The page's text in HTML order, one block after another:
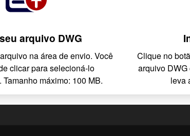
arquivo DWG
na área de envio. Você
clicar para selecioná-lo
Tamanho máximo: 100 MB.
Clique no
arquivo
leva